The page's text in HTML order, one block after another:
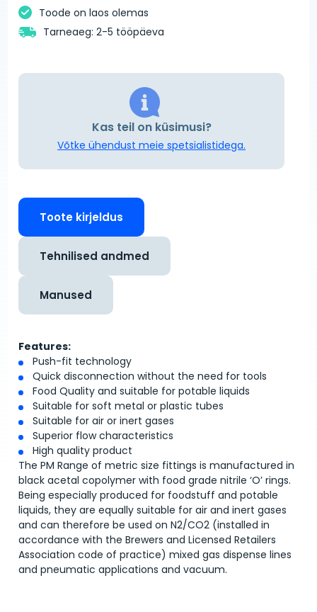
Toode on laos olemas
Tarneaeg: 2-5 tööpäeva
Kas teil on küsimusi?
Võtke ühendust meie spetsialistidega.
Toote kirjeldus
Tehnilised andmed
Manused
Features:
Push-fit technology
Quick disconnection without the need for tools
Food Quality and suitable for potable liquids
Suitable for soft metal or plastic tubes
Suitable for air or inert gases
Superior flow characteristics
High quality product
The PM Range of metric size fittings is manufactured in
black acetal copolymer with food grade nitrile ‘O’ rings.
Being especially produced for foodstuff and potable
liquids, they are equally suitable for air and inert gases
and can therefore be used on N2/CO2 (installed in
accordance with the Brewers and Licensed Retailers
Association code of practice) mixed gas dispense lines
and pneumatic applications and vacuum.